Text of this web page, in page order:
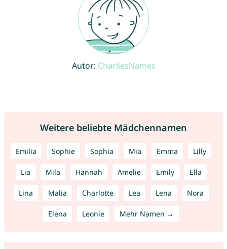
Autor: CharliesNames
Weitere beliebte Mädchennamen
Emilia Sophie Sophia Mia Emma Lilly
Lia Mila Hannah Amelie Emily Ella
Lina Malia Charlotte Lea Lena Nora
Elena Leonie Mehr Namen →